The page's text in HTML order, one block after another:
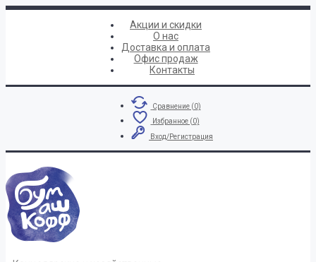
Акции и скидки
О нас
Доставка и оплата
Офис продаж
Контакты
Сравнение (0)
Избранное (0)
Вход/Регистрация